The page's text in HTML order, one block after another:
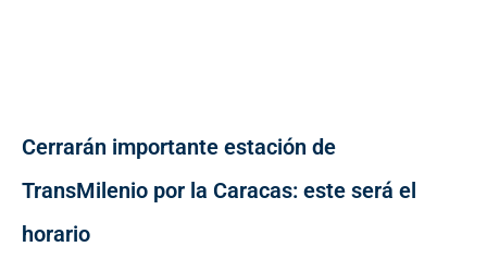
Cerrarán importante estación de
TransMilenio por la Caracas: este será el
horario